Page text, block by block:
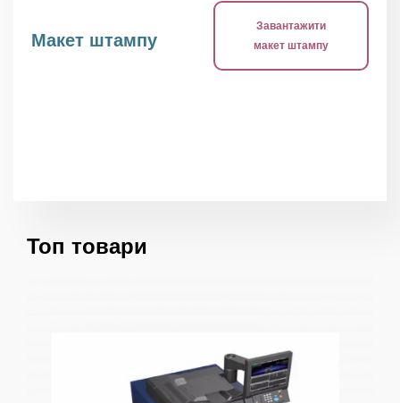
Макет штампу
Завантажити
макет штампу
Топ товари